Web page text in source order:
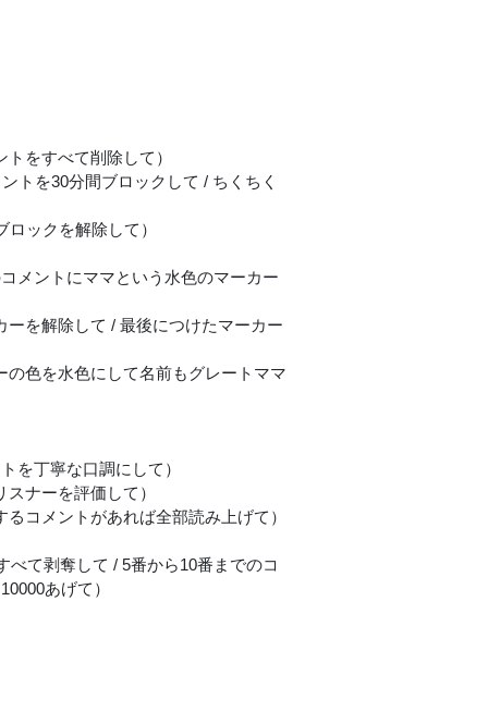
をすべて削除して）
トを30分間ブロックして / ちくちく
ックを解除して）
メントにママという水色のマーカー
を解除して / 最後につけたマーカー
色を水色にして名前もグレートママ
を丁寧な口調にして）
ナーを評価して）
コメントがあれば全部読み上げて）
て剥奪して / 5番から10番までのコ
あげて）